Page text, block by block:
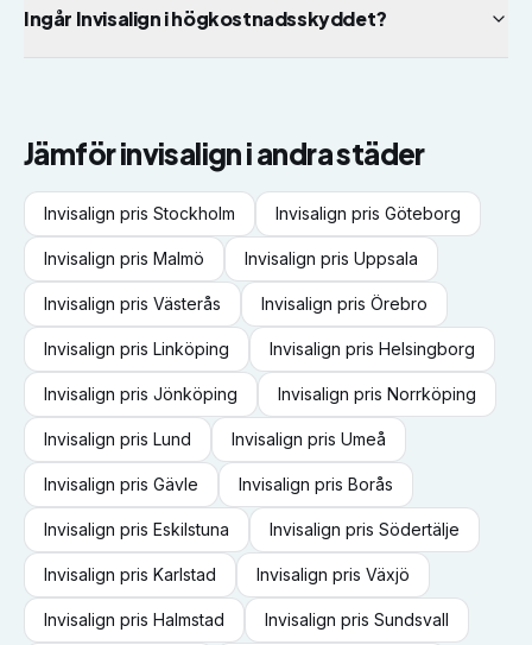
Ingår Invisalign i högkostnadsskyddet?
Jämförinvisaligni andra städer
Invisalign pris Stockholm Invisalign pris Göteborg
Invisalign pris Malmö Invisalign pris Uppsala
Invisalign pris Västerås Invisalign pris Örebro
Invisalign pris Linköping Invisalign pris Helsingborg
Invisalign pris Jönköping Invisalign pris Norrköping
Invisalign pris Lund Invisalign pris Umeå
Invisalign pris Gävle Invisalign pris Borås
Invisalign pris Eskilstuna Invisalign pris Södertälje
Invisalign pris Karlstad Invisalign pris Växjö
Invisalign pris Halmstad Invisalign pris Sundsvall